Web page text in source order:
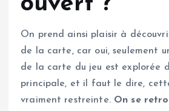
On prend ainsi plaisir à
de la carte, car oui, seulement
de la carte du jeu est explorée
principale, et il faut le dire,
vraiment restreinte. On se